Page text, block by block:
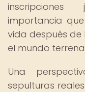
importancia
vida después de
el mundo
Una
sepulturas